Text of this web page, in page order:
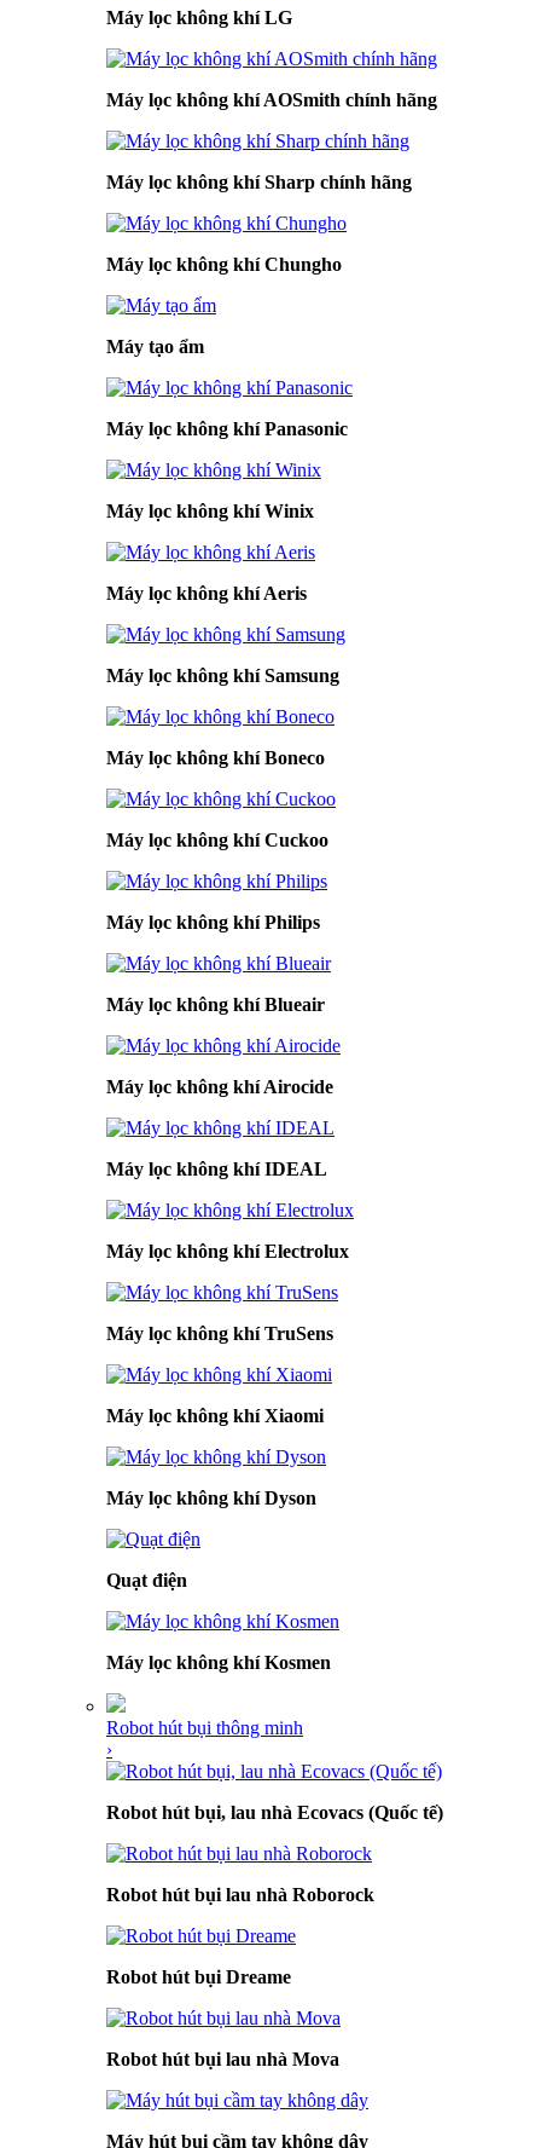
Máy lọc không khí LG
Máy lọc không khí AOSmith chính hãng
Máy lọc không khí Sharp chính hãng
Máy lọc không khí Chungho
Máy tạo ẩm
Máy lọc không khí Panasonic
Máy lọc không khí Winix
Máy lọc không khí Aeris
Máy lọc không khí Samsung
Máy lọc không khí Boneco
Máy lọc không khí Cuckoo
Máy lọc không khí Philips
Máy lọc không khí Blueair
Máy lọc không khí Airocide
Máy lọc không khí IDEAL
Máy lọc không khí Electrolux
Máy lọc không khí TruSens
Máy lọc không khí Xiaomi
Máy lọc không khí Dyson
Quạt điện
Máy lọc không khí Kosmen
Robot hút bụi thông minh
›
Robot hút bụi, lau nhà Ecovacs (Quốc tế)
Robot hút bụi lau nhà Roborock
Robot hút bụi Dreame
Robot hút bụi lau nhà Mova
Máy hút bụi cầm tay không dây